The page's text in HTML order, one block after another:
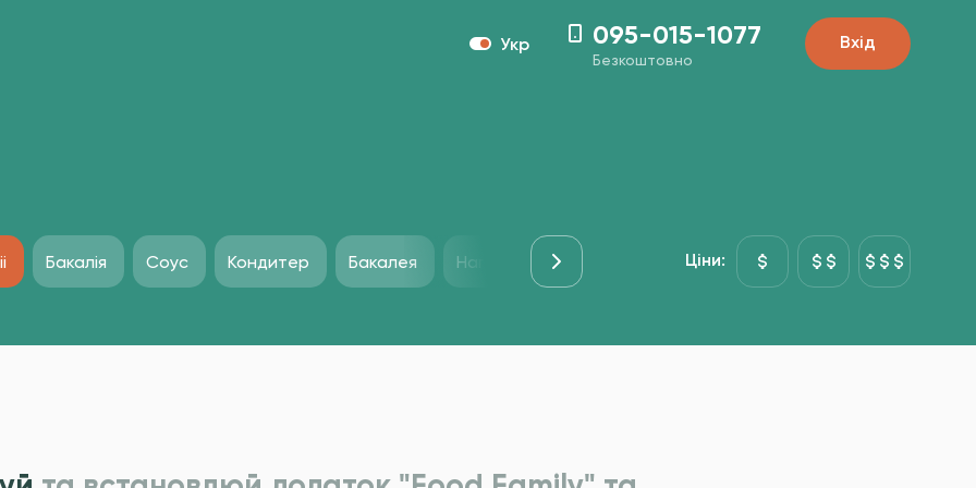
Укр 095-015-1077
Безкоштовно
Вхід
Бакалія Соус Кондитер Бакалея Напої Ціни: